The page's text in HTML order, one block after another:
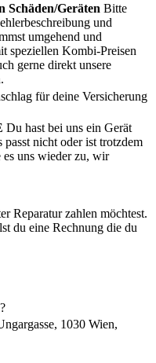
Schäden/Geräten Bitte
und
umgehend und
speziellen Kombi-Preisen
gerne direkt unsere
für deine Versicherung
Du hast bei uns ein Gerät
passt nicht oder ist trotzdem
uns wieder zu, wir
Reparatur zahlen möchtest.
du eine Rechnung die du
1030 Wien,